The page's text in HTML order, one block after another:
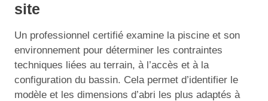
site
Un professionnel certifié examine la piscine et son
environnement pour déterminer les contraintes
techniques liées au terrain, à l’accès et à la
configuration du bassin. Cela permet d’identifier le
modèle et les dimensions d’abri les plus adaptés à